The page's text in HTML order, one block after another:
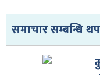
समाचार सम्बन्धि थप